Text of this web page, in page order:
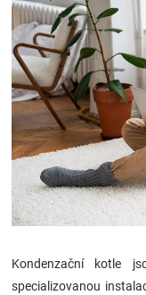
a
zábava
pro
děti
Těhotenské
oblečení
Kondenzační kotle
specializovanou